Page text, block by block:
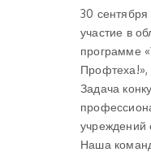
30
участие в
программе
Профтеха!»,
Задача
учреждений
Наша